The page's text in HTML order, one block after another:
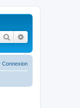
Rechercher
Connexion